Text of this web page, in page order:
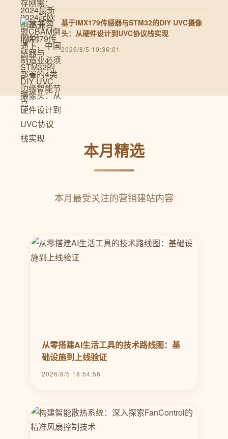
基于IMX179传感器与STM32的DIY UVC摄像
头：从硬件设计到UVC协议栈实现
2026/8/5 10:36:01
本月精选
本月最受关注的营销建站内容
从零搭建AI生活工具的技术路线图：基
础设施到上线验证
2026/8/5 18:54:56